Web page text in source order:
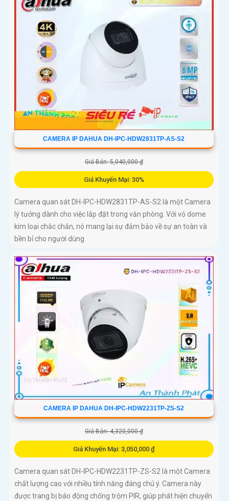
CAMERA IP DAHUA DH-IPC-HDW2831TP-AS-S2
Giá Bán: 5,040,000 ₫
Giá Khuyến Mại: 30%
Camera quan sát DH-IPC-HDW2831TP-AS-S2 là một Camera
lý tưởng dành cho việc lắp đặt trong văn phòng. Với vỏ dome
kim loại chắc chắn, nó mang lại sự đảm bảo về sự an toàn và
bền bỉ cho người dùng
CAMERA IP DAHUA DH-IPC-HDW2231TP-ZS-S2
Giá Bán: 4,320,000 ₫
Giá Khuyến Mại: 3,050,000 ₫
Camera quan sát DH-IPC-HDW2231TP-ZS-S2 là một Camera
chất lượng cao với nhiều tính năng đáng chú ý. Camera này
được trang bị báo động chống trộm PIR, giúp phát hiện chuyển